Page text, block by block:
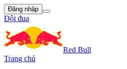
Đăng nhập
Đội đua
Red Bull
Trang chủ